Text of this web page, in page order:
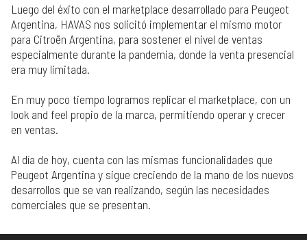
Luego del éxito con el marketplace desarrollado para Peugeot
Argentina, HAVAS nos solicitó implementar el mismo motor
para Citroën Argentina, para sostener el nivel de ventas
especialmente durante la pandemia, donde la venta presencial
era muy limitada.
En muy poco tiempo logramos replicar el marketplace, con un
look and feel propio de la marca, permitiendo operar y crecer
en ventas.
Al día de hoy, cuenta con las mismas funcionalidades que
Peugeot Argentina y sigue creciendo de la mano de los nuevos
desarrollos que se van realizando, según las necesidades
comerciales que se presentan.